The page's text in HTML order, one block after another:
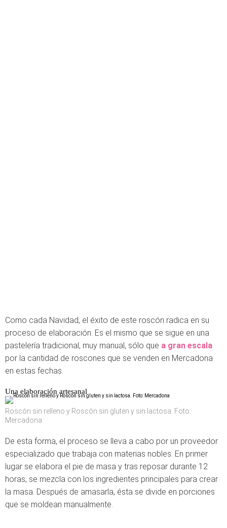
Como cada Navidad, el éxito de este roscón radica en su
proceso de elaboración. Es el mismo que se sigue en una
pastelería tradicional, muy manual, sólo que a gran escala
por la cantidad de roscones que se venden en Mercadona
en estas fechas.
Una elaboración artesanal
Roscón sin relleno y Roscón sin gluten y sin lactosa. Foto:
Mercadona
De esta forma, el proceso se lleva a cabo por un proveedor
especializado que trabaja con materias nobles. En primer
lugar se elabora el pie de masa y tras reposar durante 12
horas, se mezcla con los ingredientes principales para crear
la masa. Después de amasarla, ésta se divide en porciones
que se moldean manualmente.